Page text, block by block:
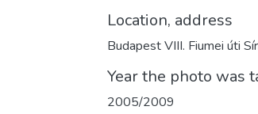
Location, address
Budapest VIII. Fiumei úti
Year the photo was
2005/2009